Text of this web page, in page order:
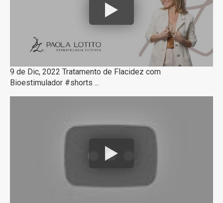
9 de Dic, 2022 Tratamento de Flacidez com
Bioestimulador #shorts ...